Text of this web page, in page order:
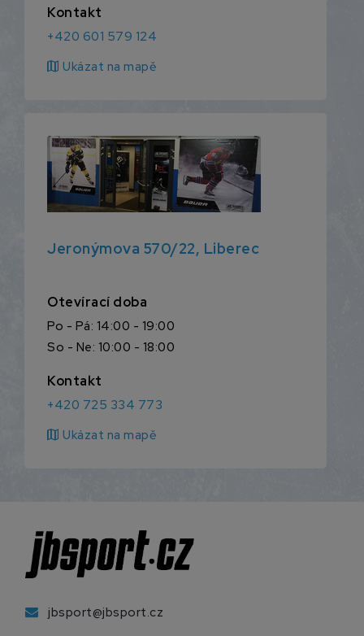
Kontakt
+420 601 579 124
map Ukázat na mapě
Jeronýmova 570/22, Liberec
Otevírací doba
Po - Pá: 14:00 - 19:00
So - Ne: 10:00 - 18:00
Kontakt
+420 725 334 773
map Ukázat na mapě
jbsport@jbsport.cz